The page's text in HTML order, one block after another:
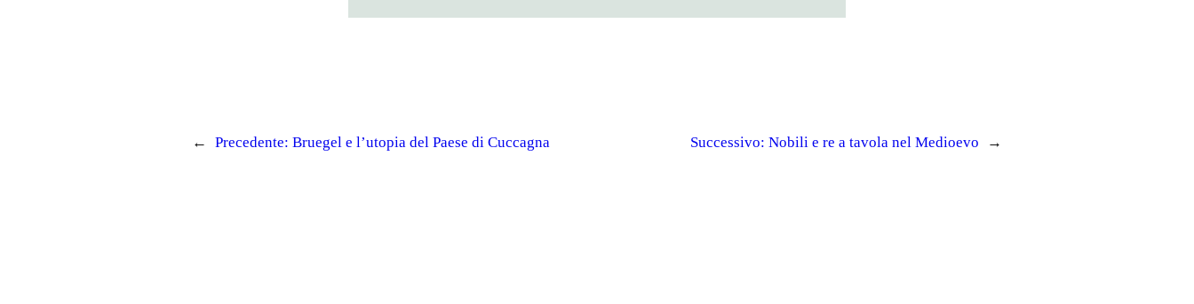
← Precedente: Bruegel e l’utopia del Paese di Cuccagna Successivo: Nobili e re a tavola nel Medioevo →